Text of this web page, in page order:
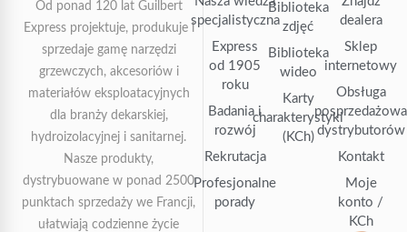
Od ponad 120 lat Guilbert
Express projektuje, produkuje i
sprzedaje gamę narzędzi
grzewczych, akcesoriów i
materiałów eksploatacyjnych
dla branży dekarskiej,
hydroizolacyjnej i sanitarnej.
Nasze produkty,
dystrybuowane w ponad 2500
punktach sprzedaży we Francji,
ułatwiają codzienne życie
specjalistyczna
Express
od 1905
roku
Badania i
rozwój
Rekrutacja
Profesjonalne
porady
Biblioteka
zdjęć
Biblioteka
wideo
Karty
charakterystyki
(KCh)
dealera
Sklep
internetowy
Obsługa
posprzedażowa
dystrybutorów
Kontakt
Moje
konto /
KCh